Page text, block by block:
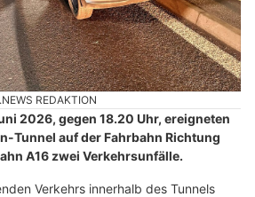
REDAKTION
2026, gegen 18.20 Uhr, ereigneten
Tunnel auf der Fahrbahn Richtung
A16 zwei Verkehrsunfälle.
Verkehrs innerhalb des Tunnels